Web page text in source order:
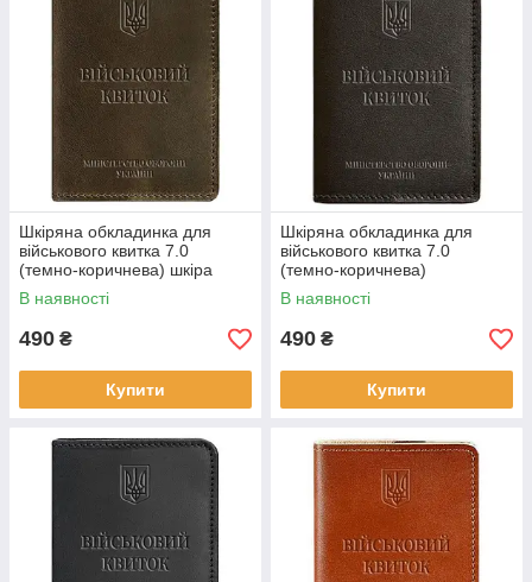
Шкіряна обкладинка для
військового квитка 7.0
(темно-коричнева) шкіра
Crazy Horse
В наявності
490 ₴
Купити
Шкіряна обкладинка для
військового квитка 7.0
(темно-коричнева)
В наявності
490 ₴
Купити